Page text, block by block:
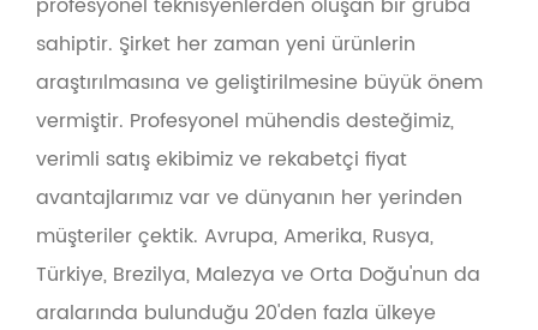
sahiptir. Şirket her zaman yeni ürünlerin
araştırılmasına ve geliştirilmesine büyük önem
vermiştir. Profesyonel mühendis desteğimiz,
verimli satış ekibimiz ve rekabetçi fiyat
avantajlarımız var ve dünyanın her yerinden
müşteriler çektik. Avrupa, Amerika, Rusya,
Türkiye, Brezilya, Malezya ve Orta Doğu'nun da
aralarında bulunduğu 20'den fazla ülkeye